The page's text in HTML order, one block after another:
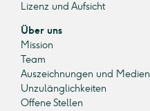
Lizenz und Aufsicht
Über uns
Mission
Team
Auszeichnungen und Medien
Unzulänglichkeiten
Offene Stellen